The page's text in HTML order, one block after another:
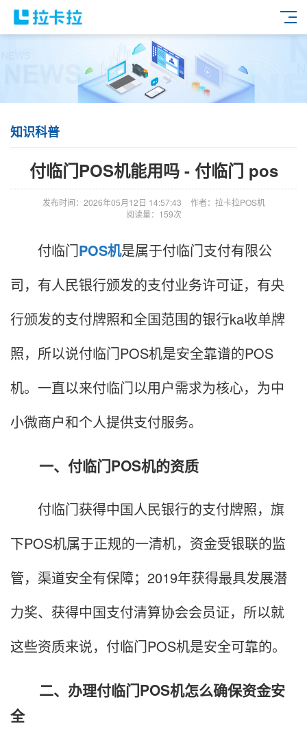
知识科普
付临门POS机能用吗 - 付临门 pos
发布时间：2026年05月12日 14:57:43
作者：拉卡拉POS机
阅读量：159次
付临门POS机是属于付临门支付有限公
司，有人民银行颁发的支付业务许可证，有央
行颁发的支付牌照和全国范围的银行ka收单牌
照，所以说付临门POS机是安全靠谱的POS
机。一直以来付临门以用户需求为核心，为中
小微商户和个人提供支付服务。
一、付临门POS机的资质
付临门获得中国人民银行的支付牌照，旗
下POS机属于正规的一清机，资金受银联的监
管，渠道安全有保障；2019年获得最具发展潜
力奖、获得中国支付清算协会会员证，所以就
这些资质来说，付临门POS机是安全可靠的。
二、办理付临门POS机怎么确保资金安
全